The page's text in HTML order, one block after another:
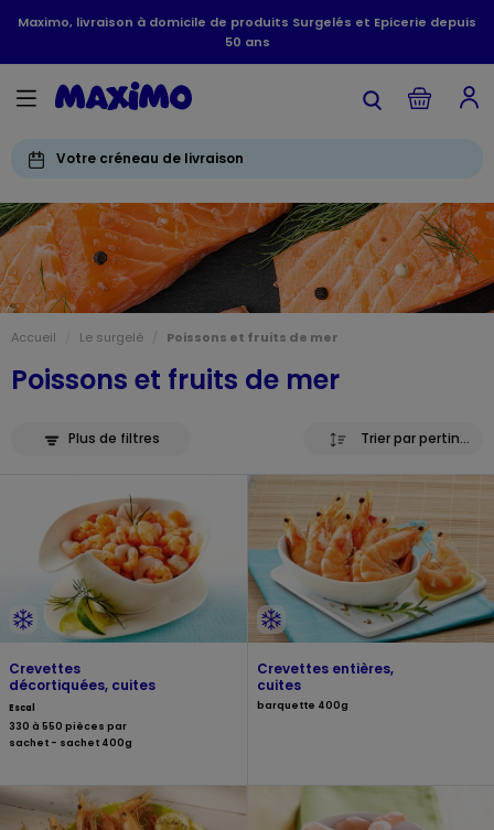
Maximo, livraison à domicile de produits Surgelés et Epicerie depuis
50 ans
Votre créneau de livraison
Accueil Le surgelé Poissons et fruits de mer
Poissons et fruits de mer
Plus de filtres Trier par pertinence
Crevettes
décortiquées, cuites
Escal
330 à 550 pièces par
sachet - sachet 400g
Crevettes entières,
cuites
barquette 400g